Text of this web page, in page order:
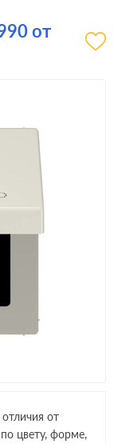
от
от
цвету, форме,